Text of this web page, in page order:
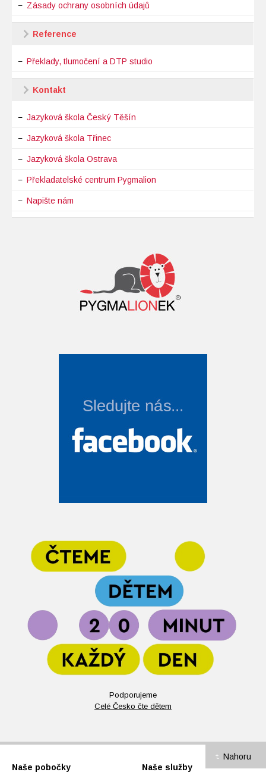
Zásady ochrany osobních údajů
Reference
Překlady, tlumočení a DTP studio
Kontakt
Jazyková škola Český Těšín
Jazyková škola Třinec
Jazyková škola Ostrava
Překladatelské centrum Pygmalion
Napište nám
Podporujeme
Celé Česko čte dětem
Naše pobočky Naše služby
Nahoru